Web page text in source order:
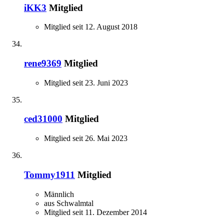
iKK3 Mitglied
Mitglied seit 12. August 2018
rene9369 Mitglied
Mitglied seit 23. Juni 2023
ced31000 Mitglied
Mitglied seit 26. Mai 2023
Tommy1911 Mitglied
Männlich
aus Schwalmtal
Mitglied seit 11. Dezember 2014